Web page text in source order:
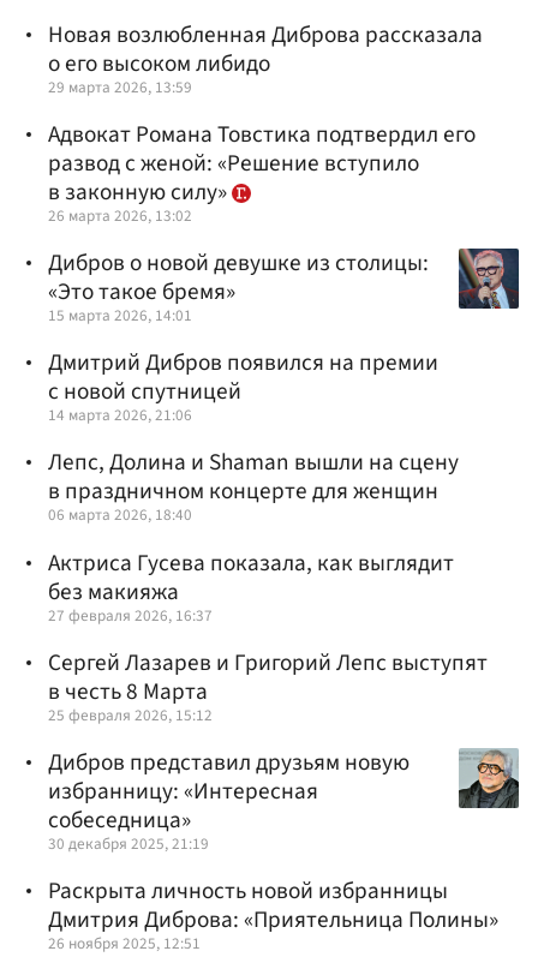
Новая возлюбленная Диброва рассказала
о его высоком либидо
29 марта 2026, 13:59
Адвокат Романа Товстика подтвердил его
развод с женой: «Решение вступило
в законную силу»
26 марта 2026, 13:02
Дибров о новой девушке из столицы:
«Это такое бремя»
15 марта 2026, 14:01
Дмитрий Дибров появился на премии
с новой спутницей
14 марта 2026, 21:06
Лепс, Долина и Shaman вышли на сцену
в праздничном концерте для женщин
06 марта 2026, 18:40
Актриса Гусева показала, как выглядит
без макияжа
27 февраля 2026, 16:37
Сергей Лазарев и Григорий Лепс выступят
в честь 8 Марта
25 февраля 2026, 15:12
Дибров представил друзьям новую
избранницу: «Интересная
собеседница»
30 декабря 2025, 21:19
Раскрыта личность новой избранницы
Дмитрия Диброва: «Приятельница Полины»
26 ноября 2025, 12:51